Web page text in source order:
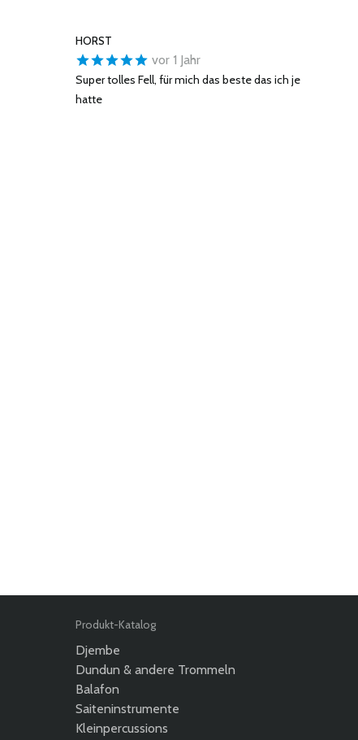
HORST
vor 1 Jahr
Super tolles Fell, für mich das beste das ich je
hatte
Produkt-Katalog
Djembe
Dundun & andere Trommeln
Balafon
Saiteninstrumente
Kleinpercussions